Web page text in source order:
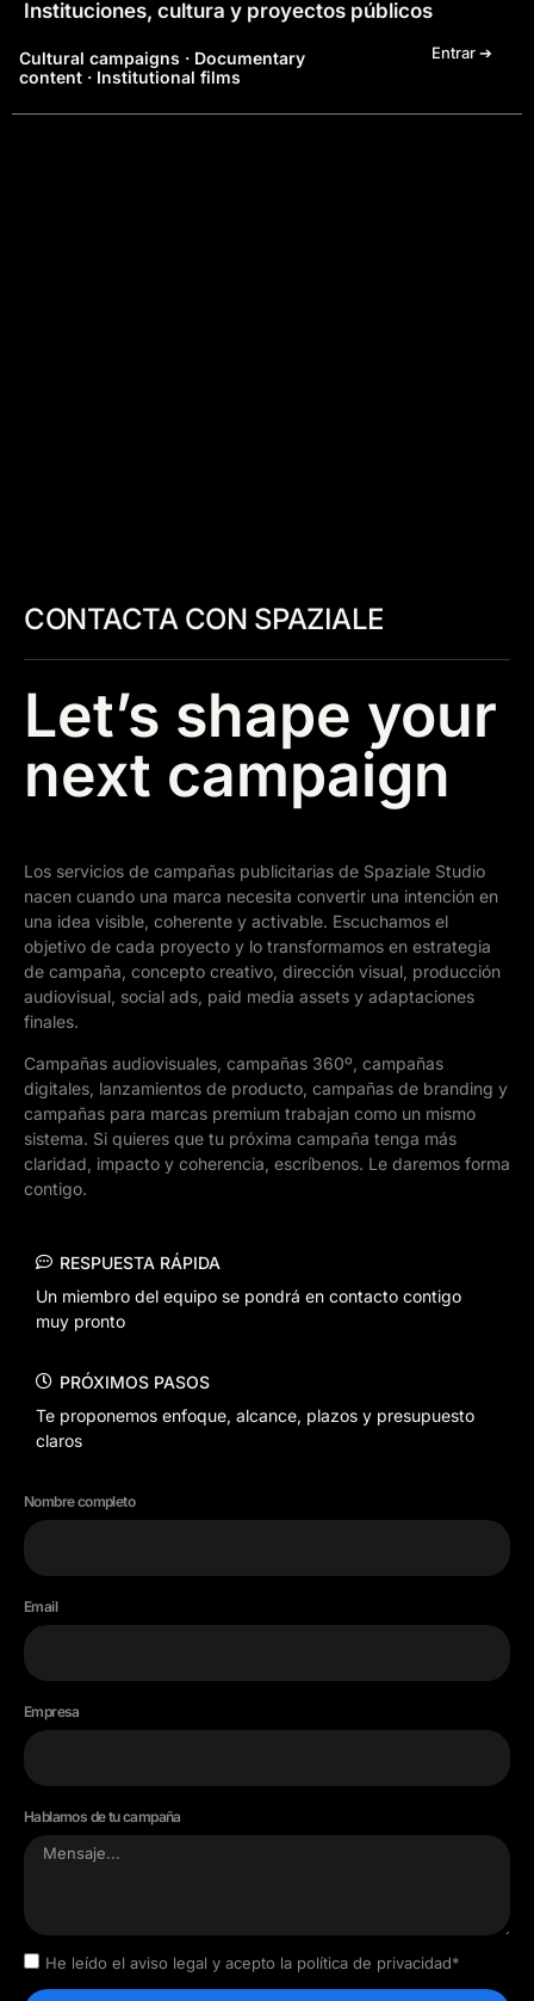
Instituciones, cultura y proyectos públicos
Cultural campaigns · Documentary
content · Institutional films
Entrar ➔
CONTACTA CON SPAZIALE
Let’s shape your
next campaign
Los servicios de campañas publicitarias de Spaziale Studio
nacen cuando una marca necesita convertir una intención en
una idea visible, coherente y activable. Escuchamos el
objetivo de cada proyecto y lo transformamos en estrategia
de campaña, concepto creativo, dirección visual, producción
audiovisual, social ads, paid media assets y adaptaciones
finales.
Campañas audiovisuales, campañas 360º, campañas
digitales, lanzamientos de producto, campañas de branding y
campañas para marcas premium trabajan como un mismo
sistema. Si quieres que tu próxima campaña tenga más
claridad, impacto y coherencia, escríbenos. Le daremos forma
contigo.
RESPUESTA RÁPIDA
Un miembro del equipo se pondrá en contacto contigo
muy pronto
PRÓXIMOS PASOS
Te proponemos enfoque, alcance, plazos y presupuesto
claros
Nombre completo
Email
Empresa
Hablamos de tu campaña
He leído el aviso legal y acepto la política de privacidad*